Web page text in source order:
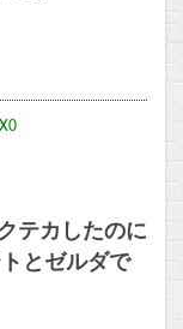
テカしたのに
とゼルダで